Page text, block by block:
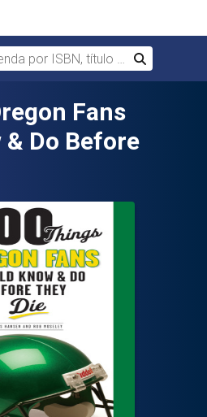
por ISBN, título o autor
Buscar
Fans
Do Before